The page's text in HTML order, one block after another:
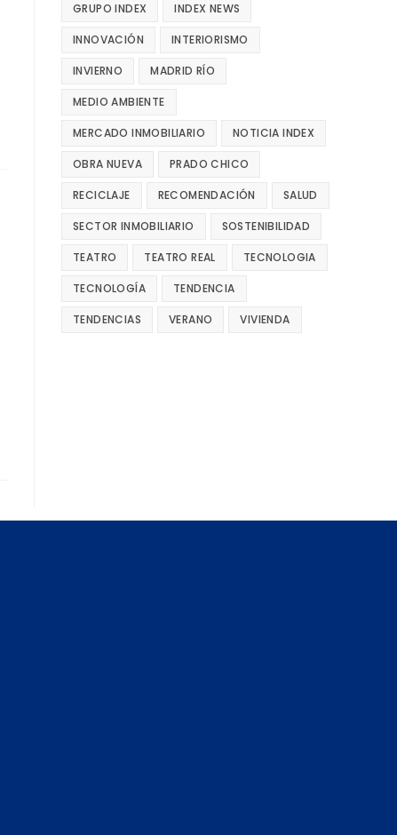
GRUPO INDEX INDEX NEWS
INNOVACIÓN INTERIORISMO
INVIERNO MADRID RÍO
MEDIO AMBIENTE
MERCADO INMOBILIARIO NOTICIA INDEX
OBRA NUEVA PRADO CHICO
RECICLAJE RECOMENDACIÓN SALUD
SECTOR INMOBILIARIO SOSTENIBILIDAD
TEATRO TEATRO REAL TECNOLOGIA
TECNOLOGÍA TENDENCIA
TENDENCIAS VERANO VIVIENDA